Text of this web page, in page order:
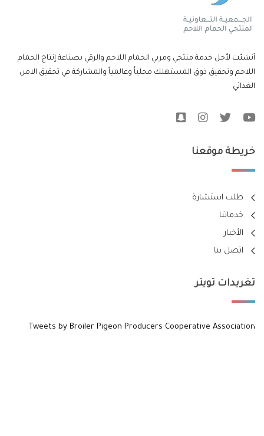
أنشئت لأجل خدمة منتجي ومربي الحمام اللاحم والرقي بصناعة إنتاج الحمام
اللاحم وتحقيق ذوق المستهلك محلياُ وعالمياً والمشاركة في تحقيق الامن
الغذائي
خريطة موقعنا
طلب استشارة
خدماتنا
الأخبار
اتصل بنا
تغريدات تويتر
Tweets by Broiler Pigeon Producers Cooperative Association